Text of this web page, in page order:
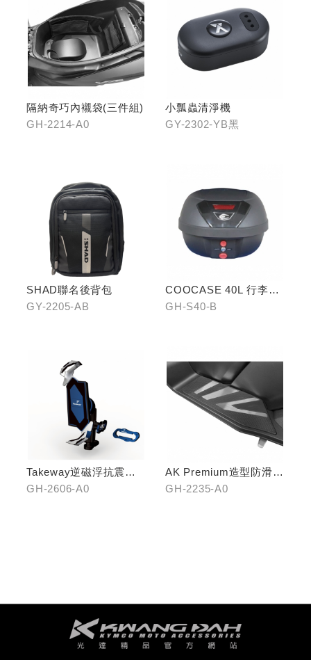
隔納奇巧內襯袋(三件組)
GH-2214-A0
小瓢蟲清淨機
GY-2302-YB黑
SHAD聯名後背包
GY-2205-AB
COOCASE 40L 行李箱(
黑)
GH-S40-B
Takeway逆磁浮抗震手
機架
GH-2606-A0
AK Premium造型防滑踏
板(中踏)
GH-2235-A0